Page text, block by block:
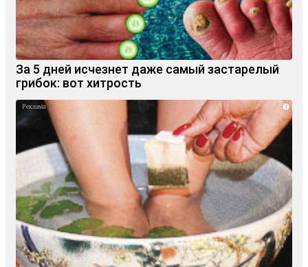
За 5 дней исчезнет даже самый застарелый
грибок: вот хитрость
i